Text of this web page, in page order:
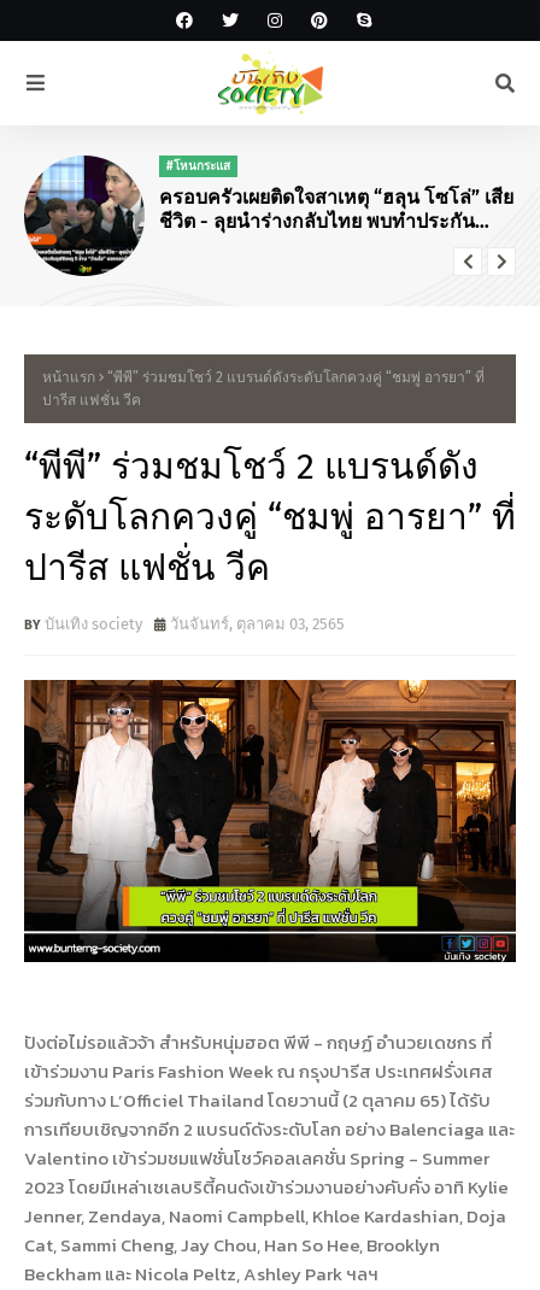
#โหนกระแส
ครอบครัวเผยติดใจสาเหตุ “ฮลุน โซโล่” เสีย
ชีวิต - ลุยนำร่างกลับไทย พบทำประกัน
หน้าแรก
“พีพี” ร่วมชมโชว์ 2 แบรนด์ดังระดับโลกควงคู่ “ชมพู่ อารยา” ที่
ปารีส แฟชั่น วีค
“พีพี” ร่วมชมโชว์ 2 แบรนด์ดัง
ระดับโลกควงคู่ “ชมพู่ อารยา” ที่
ปารีส แฟชั่น วีค
บันเทิง society วันจันทร์, ตุลาคม 03, 2565
ปังต่อไม่รอแล้วจ้า สำหรับหนุ่มฮอต พีพี - กฤษฏ์ อำนวยเดชกร ที่
เข้าร่วมงาน Paris Fashion Week ณ กรุงปารีส ประเทศฝรั่งเศส
ร่วมกับทาง L’Officiel Thailand โดยวานนี้ (2 ตุลาคม 65) ได้รับ
การเทียบเชิญจากอีก 2 แบรนด์ดังระดับโลก อย่าง Balenciaga และ
Valentino เข้าร่วมชมแฟชั่นโชว์คอลเลคชั่น Spring - Summer
2023 โดยมีเหล่าเซเลบริตี้คนดังเข้าร่วมงานอย่างคับคั่ง อาทิ Kylie
Jenner, Zendaya, Naomi Campbell, Khloe Kardashian, Doja
Cat, Sammi Cheng, Jay Chou, Han So Hee, Brooklyn
Beckham และ Nicola Peltz, Ashley Park ฯลฯ